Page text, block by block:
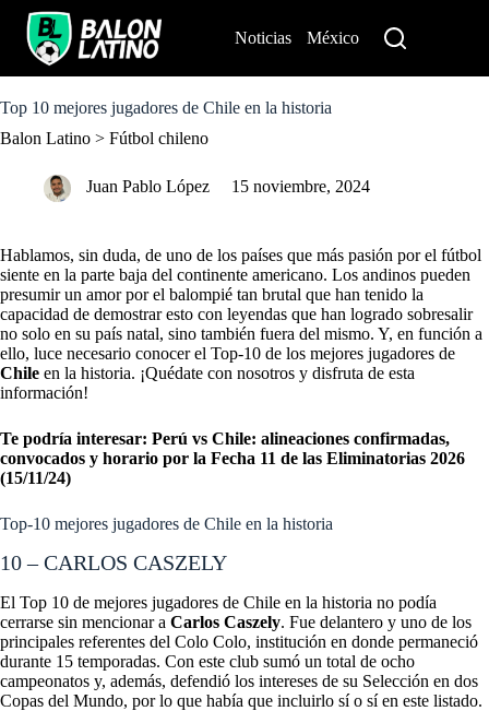
o
o
Noticias México
Top 10 mejores jugadores de Chile en la historia
Balon Latino > Fútbol chileno
Juan Pablo López 15 noviembre, 2024
Hablamos, sin duda, de uno de los países que más pasión por el fútbol
siente en la parte baja del continente americano. Los andinos pueden
presumir un amor por el balompié tan brutal que han tenido la
capacidad de demostrar esto con leyendas que han logrado sobresalir
no solo en su país natal, sino también fuera del mismo. Y, en función a
ello, luce necesario conocer el Top-10 de los mejores jugadores de
Chile en la historia. ¡Quédate con nosotros y disfruta de esta
información!
Te podría interesar: Perú vs Chile: alineaciones confirmadas,
convocados y horario por la Fecha 11 de las Eliminatorias 2026
(15/11/24)
Top-10 mejores jugadores de Chile en la historia
10 – CARLOS CASZELY
El Top 10 de mejores jugadores de Chile en la historia no podía
cerrarse sin mencionar a Carlos Caszely. Fue delantero y uno de los
principales referentes del Colo Colo, institución en donde permaneció
durante 15 temporadas. Con este club sumó un total de ocho
campeonatos y, además, defendió los intereses de su Selección en dos
Copas del Mundo, por lo que había que incluirlo sí o sí en este listado.